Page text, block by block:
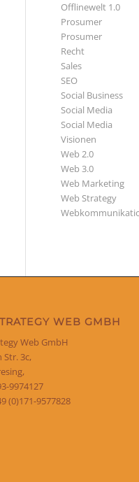
Offlinewelt 1.0
Prosumer
Prosumer
Recht
Sales
SEO
Social Business
Social Media
Social Media
Visionen
Web 2.0
Web 3.0
Web Marketing
Web Strategy
WEB GMBH
Web GmbH
Str. 3c,
9974127
(0)171-9577828